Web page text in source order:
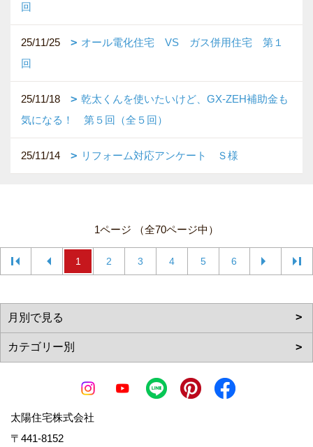
回
25/11/25
オール電化住宅 VS ガス併用住宅 第１
回
25/11/18
乾太くんを使いたいけど、GX-ZEH補助金も
気になる！ 第５回（全５回）
25/11/14 リフォーム対応アンケート Ｓ様
1ページ （全70ページ中）
1 2 3 4 5 6
太陽住宅株式会社
〒441-8152